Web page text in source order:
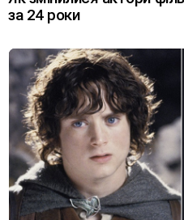
за 24 роки